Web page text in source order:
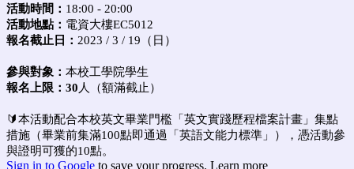
活動時間： 18:00 - 20:00
活動地點： 電資大樓EC5012
報名截止日： 2023 / 3 / 19（日）
參與對象： 本校工學院學生
報名上限：30 人（額滿截止）
🔰本活動配合本校英文畢業門檻「英文實踐歷程檔案計畫」集點
措施（畢業前集滿100點即通過「英語文能力標準」），憑活動參
與證明可獲的10點。
Sign in to Google to save your progress. Learn more